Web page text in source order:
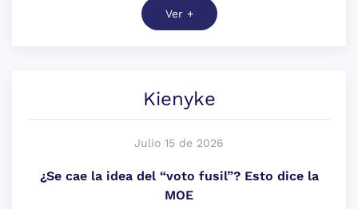
Ver +
Kienyke
Julio 15 de 2026
¿Se cae la idea del “voto fusil”? Esto dice la
MOE